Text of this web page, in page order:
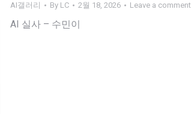
AI갤러리 By LC 2월 18, 2026 Leave a comment
AI 실사 – 수민이